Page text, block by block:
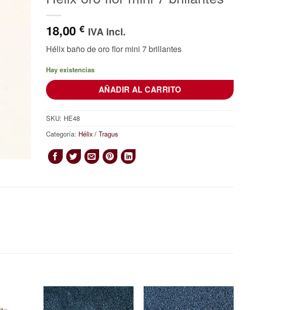
18,00€ IVA incl.
Hélix baño de oro flor mini 7 brillantes
Hay existencias
AÑADIR AL CARRITO
SKU: HE48
Categoría: Hélix / Tragus